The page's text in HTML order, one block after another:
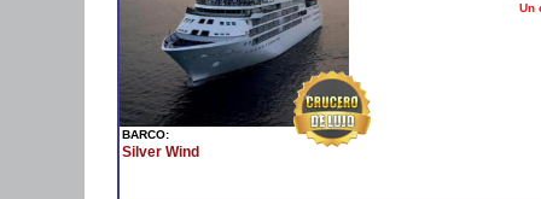
BARCO:
Silver Wind
Un